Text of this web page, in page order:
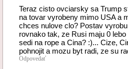
Teraz cisto ovciarsky sa Trump
na tovar vyrobeny mimo USA a
chces nulove clo? Postav
rovnako tak, ze Rusi maju 0
sedi na rope a Cina? :)... Cize,
pohnojit a mozu byt radi, ze su
Odpovedať